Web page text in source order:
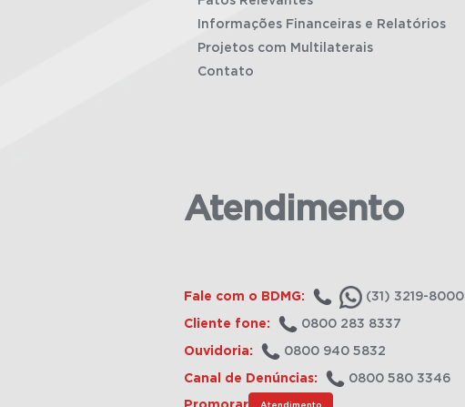
Informações Financeiras e Relatórios
Projetos com Multilaterais
Contato
Atendimento
Fale com o BDMG: (31) 3219-8000
Cliente fone: 0800 283 8337
Ouvidoria: 0800 940 5832
Canal de Denúncias: 0800 580 3346
Atendimento